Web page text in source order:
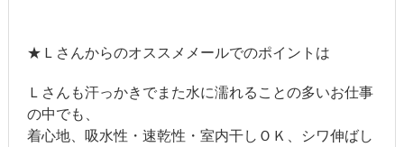
★Ｌさんからのオススメメールでのポイントは
Ｌさんも汗っかきでまた水に濡れることの多いお仕事
の中でも、
着心地、吸水性・速乾性・室内干しＯＫ、シワ伸ばし